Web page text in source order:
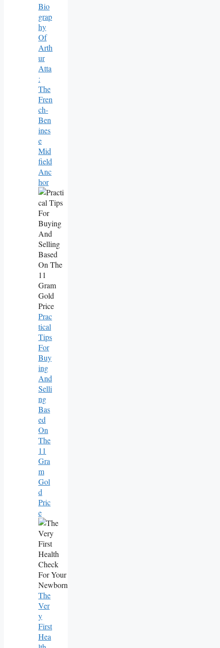
Bio
Grap
Hy
Of
Arth
Ur
Atta
:
The
Fren
Ch-
Ben
Ines
E
Mid
Field
Anc
Hor
Prac
Tical
Tips
For
Buy
Ing
And
Selli
Ng
Bas
Ed
On
The
11
Gra
M
Gol
D
Pric
E
The
Ver
Y
First
Hea